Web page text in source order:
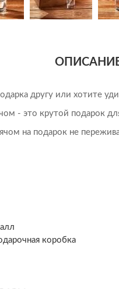
другу или хотите
- это крутой подарок
на подарок не
коробка